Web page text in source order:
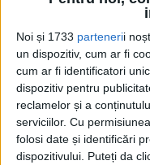
Noi și 1733 partenerii
un dispozitiv, cum ar fi
cum ar fi identificatori
dispozitiv pentru
reclamelor și a
serviciilor. Cu
folosi date și identificări
dispozitivului. Puteți da
File din dosarul